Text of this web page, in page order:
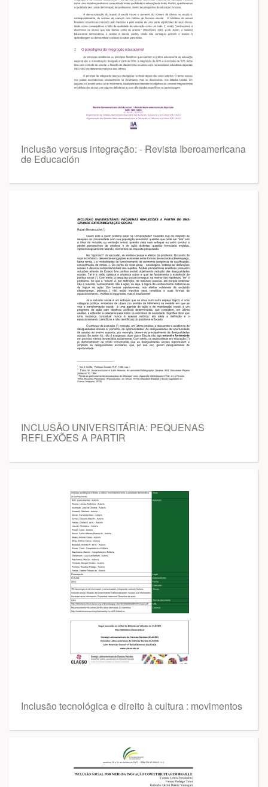
Inclusão versus integração: - Revista Iberoamericana
de Educación
INCLUSÃO UNIVERSITÁRIA: PEQUENAS
REFLEXÕES A PARTIR
Inclusão tecnológica e direito à cultura : movimentos